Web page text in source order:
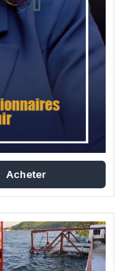
Acheter